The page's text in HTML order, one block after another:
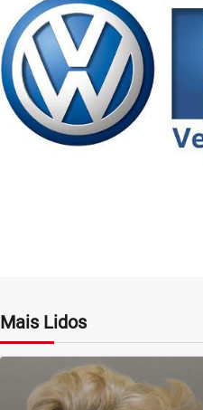
Mais Lidos